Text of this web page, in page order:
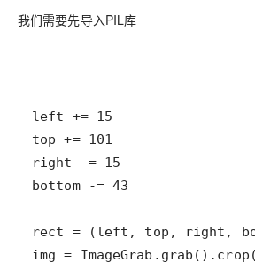
我们需要先导入PIL库
img =